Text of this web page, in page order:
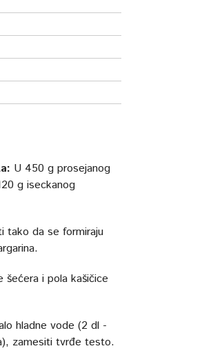
U 450 g prosejanog
g iseckanog
tako da se formiraju
šećera i pola kašičice
hladne vode (2 dl -
zamesiti tvrđe testo.